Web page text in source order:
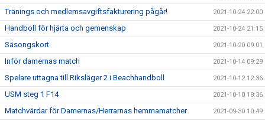
Tränings och medlemsavgiftsfakturering pågår! 2021-10-24 22:00
Handboll för hjärta och gemenskap 2021-10-24 21:15
Säsongskort 2021-10-20 09:01
Inför damernas match 2021-10-14 09:29
Spelare uttagna till Riksläger 2 i Beachhandboll 2021-10-12 12:36
USM steg 1 F14 2021-10-10 18:36
Matchvärdar för Damernas/Herrarnas hemmamatcher 2021-09-30 10:49